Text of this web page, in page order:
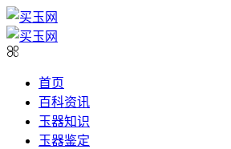
首页
百科资讯
玉器知识
玉器鉴定